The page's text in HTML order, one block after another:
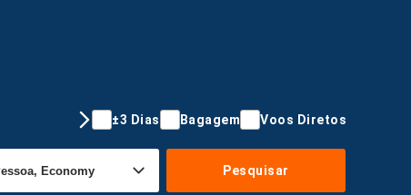
±3 Dias Bagagem Voos Diretos
Pesquisar